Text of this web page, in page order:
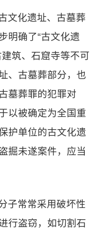
化遗址、古墓葬
明确了“古文化遗
筑、石窟寺等不可
、古墓葬部分，也
墓葬罪的犯罪对
以被确定为全国重
护单位的古文化遗
掘未遂案件，应当
常常采用破坏性
行盗窃，如切割石